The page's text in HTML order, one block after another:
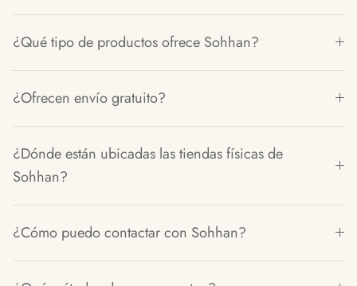
¿Qué tipo de productos ofrece Sohhan?
¿Ofrecen envío gratuito?
¿Dónde están ubicadas las tiendas físicas de
Sohhan?
¿Cómo puedo contactar con Sohhan?